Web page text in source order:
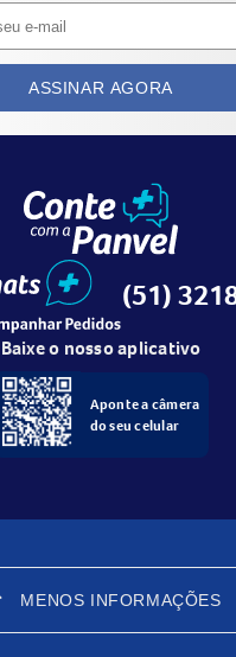
ASSINAR AGORA
(51)
Baixe o nosso aplicativo
Aponte a câmera
do seu celular
MENOS INFORMAÇÕES